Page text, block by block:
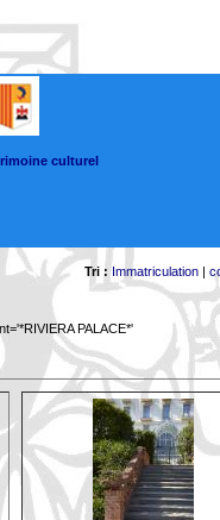
culturel
Tri : Immatriculation|
PALACE*'